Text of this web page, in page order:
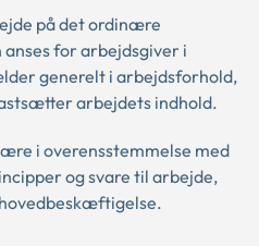
på det ordinære
for arbejdsgiver i
generelt i arbejdsforhold,
arbejdets indhold.
i overensstemmelse med
og svare til arbejde,